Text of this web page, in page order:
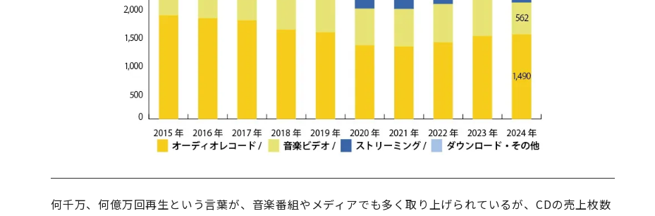
何千万、何億万回再生という言葉が、音楽番組やメディアでも多く取り上げられているが、CDの売上枚数